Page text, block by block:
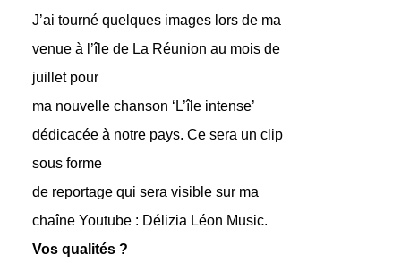
J’ai tourné quelques images lors de ma
venue à l’île de La Réunion au mois de
juillet pour
ma nouvelle chanson ‘L’île intense’
dédicacée à notre pays. Ce sera un clip
sous forme
de reportage qui sera visible sur ma
chaîne Youtube : Délizia Léon Music.
Vos qualités ?